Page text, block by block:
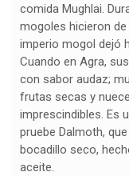
comida Mughlai.
mogoles hicieron de
imperio mogol dejó
Cuando en Agra,
con sabor audaz;
frutas secas y
imprescindibles. Es
pruebe Dalmoth,
bocadillo seco,
aceite.